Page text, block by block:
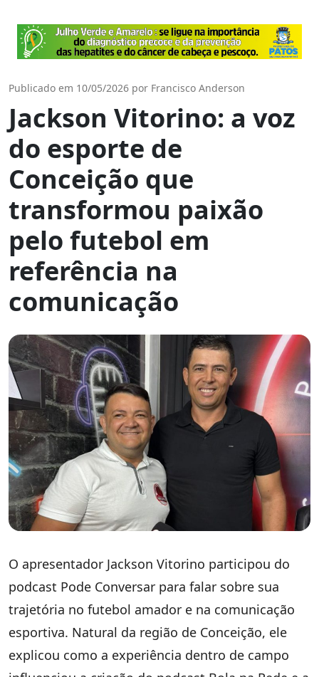
Publicado em 10/05/2026 por Francisco Anderson
Jackson Vitorino: a voz
do esporte de
Conceição que
transformou paixão
pelo futebol em
referência na
comunicação
O apresentador Jackson Vitorino participou do
podcast Pode Conversar para falar sobre sua
trajetória no futebol amador e na comunicação
esportiva. Natural da região de Conceição, ele
explicou como a experiência dentro de campo